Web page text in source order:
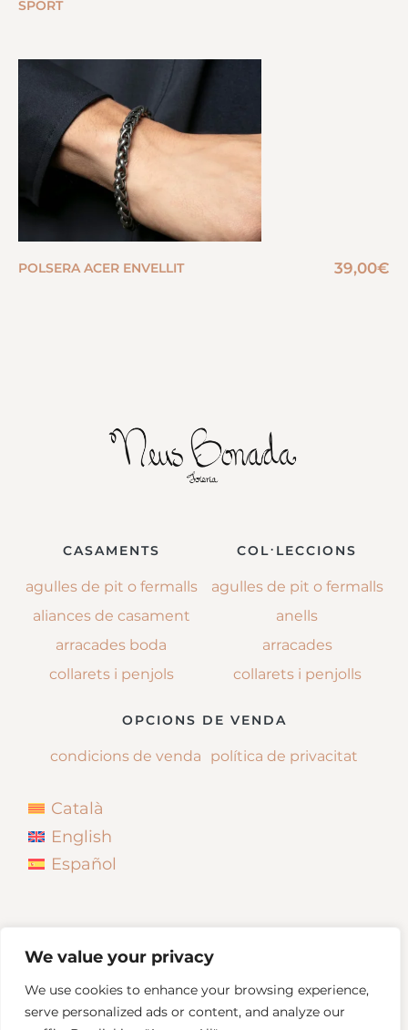
We value your privacy
We use cookies to enhance your browsing experience,
serve personalized ads or content, and analyze our
SPORT
POLSERA ACER ENVELLIT 39,00€
CASAMENTS
agulles de pit o fermalls
aliances de casament
arracades boda
collarets i penjols
COL·LECCIONS
agulles de pit o fermalls
anells
arracades
collarets i penjolls
OPCIONS DE VENDA
condicions de venda política de privacitat
Català
English
Español